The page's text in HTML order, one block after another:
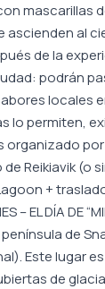
mascarillas
al
de la
podrán
locales
permiten,
Reikiavik (o
+
– EL DÍA DE
de
Este lugar
de